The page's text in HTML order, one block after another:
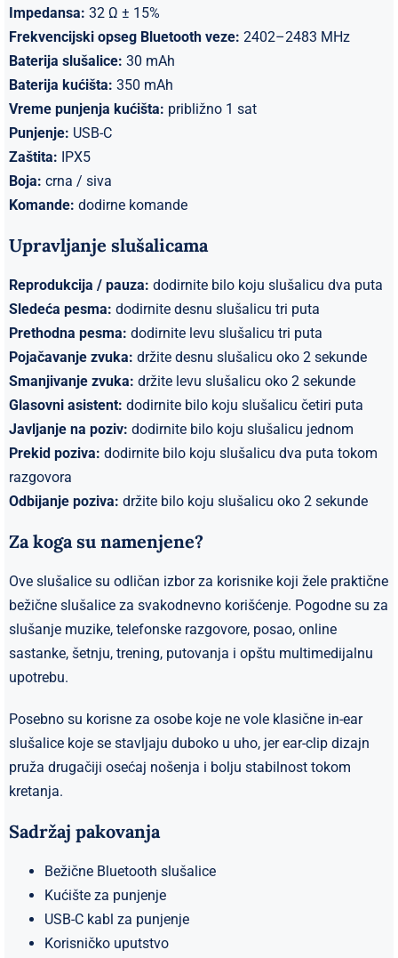
Impedansa: 32 Ω ± 15%
Frekvencijski opseg Bluetooth veze: 2402–2483 MHz
Baterija slušalice: 30 mAh
Baterija kućišta: 350 mAh
Vreme punjenja kućišta: približno 1 sat
Punjenje: USB-C
Zaštita: IPX5
Boja: crna / siva
Komande: dodirne komande
Upravljanje slušalicama
Reprodukcija / pauza: dodirnite bilo koju slušalicu dva puta
Sledeća pesma: dodirnite desnu slušalicu tri puta
Prethodna pesma: dodirnite levu slušalicu tri puta
Pojačavanje zvuka: držite desnu slušalicu oko 2 sekunde
Smanjivanje zvuka: držite levu slušalicu oko 2 sekunde
Glasovni asistent: dodirnite bilo koju slušalicu četiri puta
Javljanje na poziv: dodirnite bilo koju slušalicu jednom
Prekid poziva: dodirnite bilo koju slušalicu dva puta tokom
razgovora
Odbijanje poziva: držite bilo koju slušalicu oko 2 sekunde
Za koga su namenjene?
Ove slušalice su odličan izbor za korisnike koji žele praktične
bežične slušalice za svakodnevno korišćenje. Pogodne su za
slušanje muzike, telefonske razgovore, posao, online
sastanke, šetnju, trening, putovanja i opštu multimedijalnu
upotrebu.
Posebno su korisne za osobe koje ne vole klasične in-ear
slušalice koje se stavljaju duboko u uho, jer ear-clip dizajn
pruža drugačiji osećaj nošenja i bolju stabilnost tokom
kretanja.
Sadržaj pakovanja
Bežične Bluetooth slušalice
Kućište za punjenje
USB-C kabl za punjenje
Korisničko uputstvo